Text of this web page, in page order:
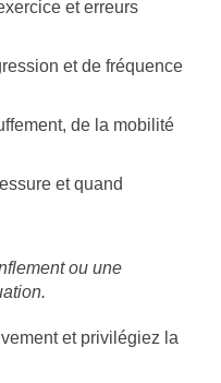
et erreurs
et de fréquence
de la mobilité
et quand
ou une
et privilégiez la